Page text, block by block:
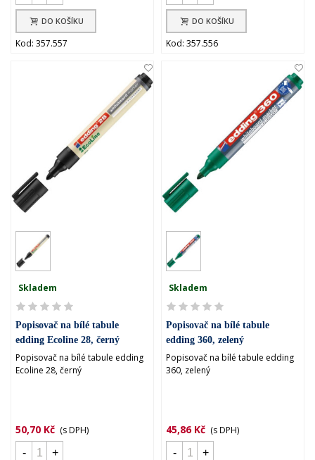
DO KOŠÍKU
Kod: 357.557
DO KOŠÍKU
Kod: 357.556
Skladem
Popisovač na bílé tabule
edding Ecoline 28, černý
Popisovač na bílé tabule edding
Ecoline 28, černý
50,70 Kč (s DPH)
-
+
Skladem
Popisovač na bílé tabule
edding 360, zelený
Popisovač na bílé tabule edding
360, zelený
45,86 Kč (s DPH)
-
+